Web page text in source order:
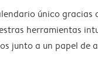
único gracias
herramientas
junto a un papel de